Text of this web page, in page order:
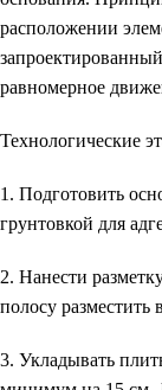
расположении
равномерное
Технологические
1. Подготовить
грунтовкой для
2. Нанести
полосу
3. Укладывать